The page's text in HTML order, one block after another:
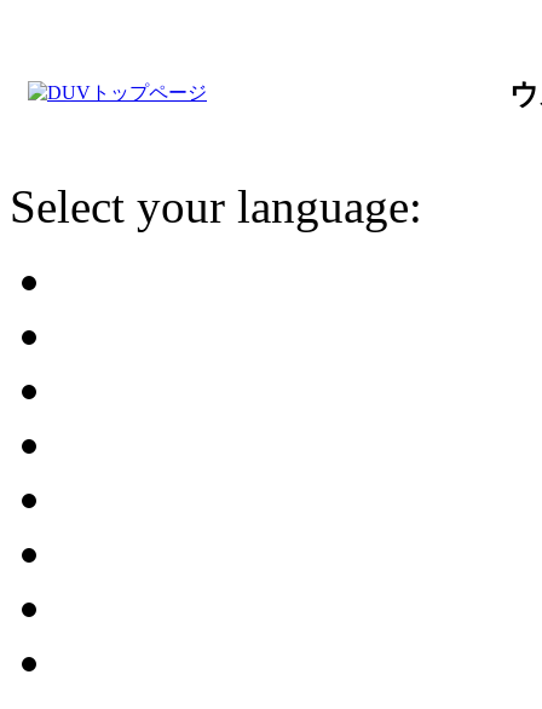
Select your language: